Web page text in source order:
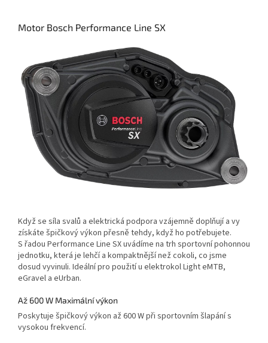
Motor Bosch Performance Line SX
Když se síla svalů a elektrická podpora vzájemně doplňují a vy
získáte špičkový výkon přesně tehdy, když ho potřebujete.
S řadou Performance Line SX uvádíme na trh sportovní pohonnou
jednotku, která je lehčí a kompaktnější než cokoli, co jsme
dosud vyvinuli. Ideální pro použití u elektrokol Light eMTB,
eGravel a eUrban.
Až 600 W Maximální výkon
Poskytuje špičkový výkon až 600 W při sportovním šlapání s
vysokou frekvencí.